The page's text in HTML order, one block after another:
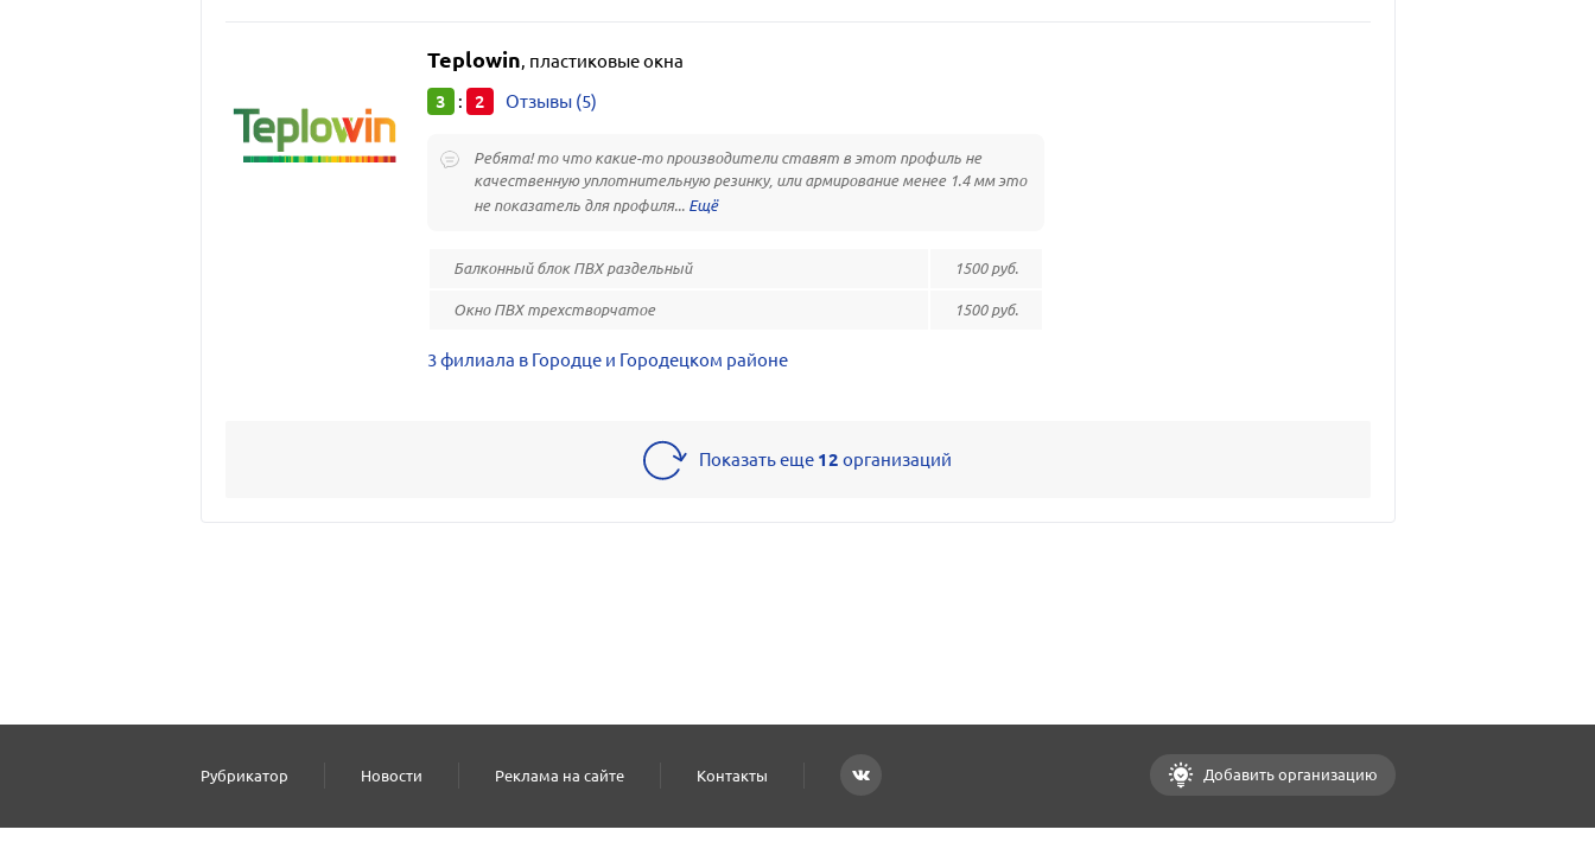
Teplowin, пластиковые окна
3 : 2 Отзывы (5)
Ребята! то что какие-то производители ставят в этот профиль не
качественную уплотнительную резинку, или армирование менее 1.4 мм это
не показатель для профиля...
Балконный блок ПВХ раздельный 1500 руб.
Окно ПВХ трехстворчатое 1500 руб.
3 филиала в Городце и Городецком районе
Показать еще 12 организаций
Рубрикатор Новости Реклама на сайте Контакты Добавить организацию